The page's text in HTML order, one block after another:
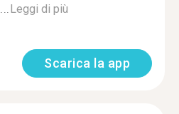
Leggi di più
Scarica la app